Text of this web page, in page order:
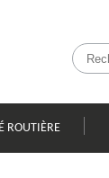
ROUTIÈRE